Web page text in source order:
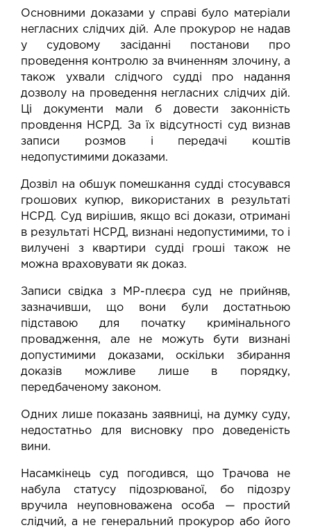
Основними доказами у справі було матеріали
негласних слідчих дій. Але прокурор не надав
у судовому засіданні постанови про
проведення контролю за вчиненням злочину, а
також ухвали слідчого судді про надання
дозволу на проведення негласних слідчих дій.
Ці документи мали б довести законність
провдення НСРД. За їх відсутності суд визнав
записи розмов і передачі коштів
недопустимими доказами.
Дозвіл на обшук помешкання судді стосувався
грошових купюр, використаних в результаті
НСРД. Суд вирішив, якщо всі докази, отримані
в результаті НСРД, визнані недопустимими, то і
вилучені з квартири судді гроші також не
можна враховувати як доказ.
Записи свідка з МР-плеєра суд не прийняв,
зазначивши, що вони були достатньою
підставою для початку кримінального
провадження, але не можуть бути визнані
допустимими доказами, оскільки збирання
доказів можливе лише в порядку,
передбаченому законом.
Одних лише показань заявниці, на думку суду,
недостатньо для висновку про доведеність
вини.
Насамкінець суд погодився, що Трачова не
набула статусу підозрюваної, бо підозру
вручила неуповноважена особа
—простий
слідчий, а не генеральний прокурор або його